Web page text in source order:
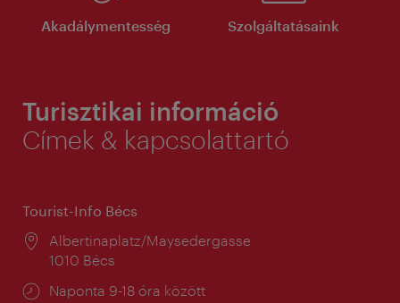
Akadálymentesség Szolgáltatásaink
Turisztikai információ
Címek & kapcsolattartó
Tourist-Info Bécs
Helyszín:
Albertinaplatz/Maysedergasse
1010 Bécs
Nyitva
Naponta 9-18 óra között